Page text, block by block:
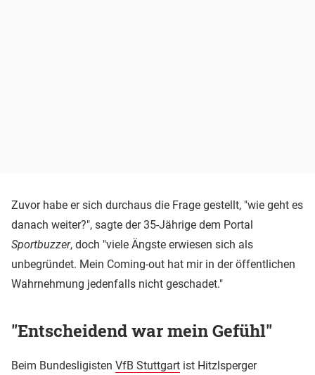
Zuvor habe er sich durchaus die Frage gestellt, "wie geht es
danach weiter?", sagte der 35-Jährige dem Portal
Sportbuzzer, doch "viele Ängste erwiesen sich als
unbegründet. Mein Coming-out hat mir in der öffentlichen
Wahrnehmung jedenfalls nicht geschadet."
"Entscheidend war mein Gefühl"
Beim Bundesligisten VfB Stuttgart ist Hitzlsperger